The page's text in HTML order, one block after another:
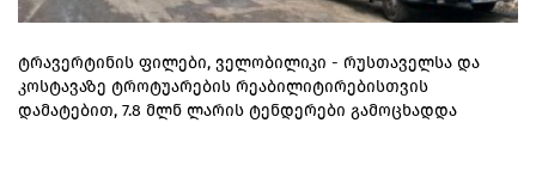
ტრავერტინის ფილები, ველობილიკი - რუსთაველსა და
კოსტავაზე ტროტუარების რეაბილიტირებისთვის
დამატებით, 7.8 მლნ ლარის ტენდერები გამოცხადდა